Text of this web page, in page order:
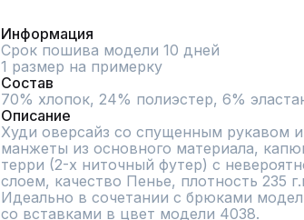
Информация
Срок пошива модели 10 дней
1 размер на примерку
Состав
70% хлопок, 24% полиэстер, 6%
Описание
Худи оверсайз со спущенным рукавом
манжеты из основного материала,
терри (2-х ниточный футер) с
слоем, качество Пенье, плотность 235
Идеально в сочетании с брюками
со вставками в цвет модели 4038.